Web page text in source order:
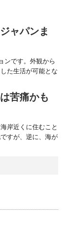
ャパンま
ンです。外観から
た生活が可能とな
苦痛かも
岸近くに住むこと
すが、逆に、海が